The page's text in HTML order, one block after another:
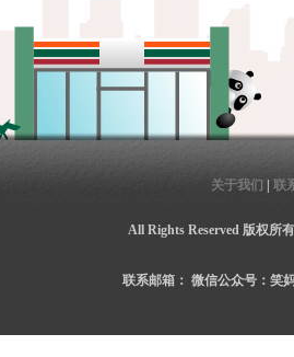
关于我们 联
All Rights Reserved 版权
联系邮箱： 微信公众号：笑